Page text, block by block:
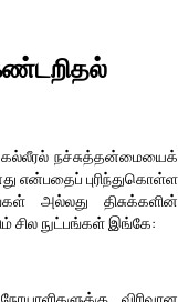
கல்லீரல் நச்சுத்தன்மையைக்
என்பதைப் புரிந்துகொள்ள
அல்லது திசுக்களின்
சில நுட்பங்கள் இங்கே: